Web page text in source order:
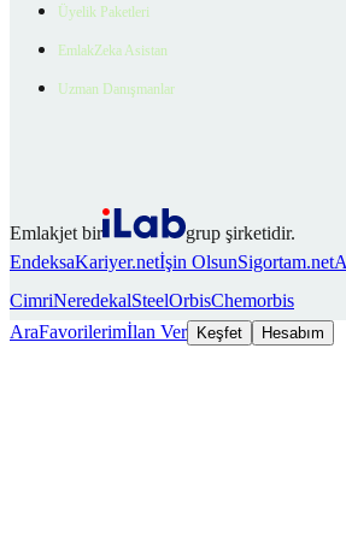
Üyelik Paketleri
EmlakZeka Asistan
Uzman Danışmanlar
Emlakjet bir
grup şirketidir.
EndeksaKariyer.netİşin OlsunSigortam.net
CimriNeredekalSteelOrbisChemorbis
AraFavorilerimİlan Ver Keşfet Hesabım